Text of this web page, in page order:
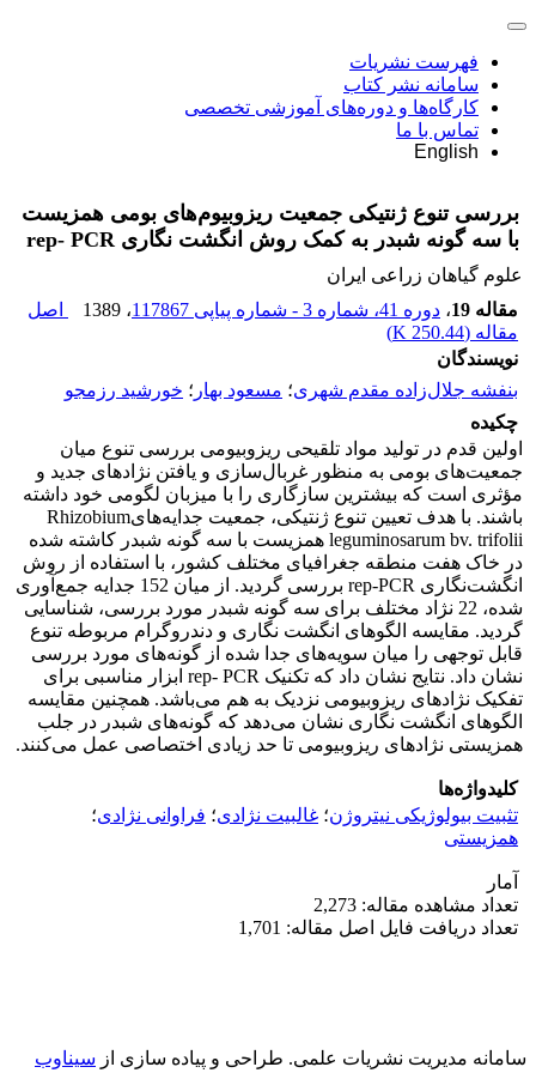
فهرست نشریات
سامانه نشر کتاب
کارگاه‌ها و دوره‌های آموزشی تخصصی
تماس با ما
English
بررسی تنوع ژنتیکی جمعیت ریزوبیوم‌های بومی همزیست
با سه گونه شبدر به کمک روش انگشت نگاری rep- PCR
علوم گیاهان زراعی ایران
مقاله 19
، دوره 41، شماره 3 - شماره پیاپی 117867 ، 1389
اصل
مقاله (250.44 K
)
نویسندگان
بنفشه جلال‌زاده مقدم شهری؛ مسعود بهار ؛ خورشید رزمجو
چکیده
اولین قدم در تولید مواد تلقیحی ریزوبیومی بررسی تنوع میان
جمعیت‌های بومی به منظور غربال‌سازی و یافتن نژادهای جدید و
مؤثری است که بیشترین سازگاری را با میزبان لگومی خود داشته
باشند. با هدف تعیین تنوع ژنتیکی، جمعیت جدایه‌هایRhizobium
leguminosarum bv. trifolii همزیست با سه گونه شبدر کاشته شده
در خاک هفت منطقه جغرافیای مختلف کشور، با استفاده از روش
انگشت‌نگاری rep-PCR بررسی گردید. از میان 152 جدایه جمع‌آوری
شده، 22 نژاد مختلف برای سه گونه شبدر مورد بررسی، شناسایی
گردید. مقایسه الگوهای انگشت نگاری و دندروگرام مربوطه تنوع
قابل توجهی را میان سویه‌های جدا شده از گونه‌های مورد بررسی
نشان داد. نتایج نشان داد که تکنیک rep- PCR ابزار مناسبی برای
تفکیک نژادهای ریزوبیومی نزدیک به هم می‌باشد. همچنین مقایسه
الگوهای انگشت نگاری نشان می‌دهد که گونه‌های شبدر در جلب
همزیستی نژاد‌های ریزوبیومی تا حد زیادی اختصاصی عمل می‌کنند.
کلیدواژه‌ها
تثبیت بیولوژیکی نیتروژن؛ غالبیت نژادی؛ فراوانی نژادی؛
همزیستی
آمار
تعداد مشاهده مقاله: 2,273
تعداد دریافت فایل اصل مقاله: 1,701
سامانه مدیریت نشریات علمی. طراحی و پیاده سازی از سیناوب